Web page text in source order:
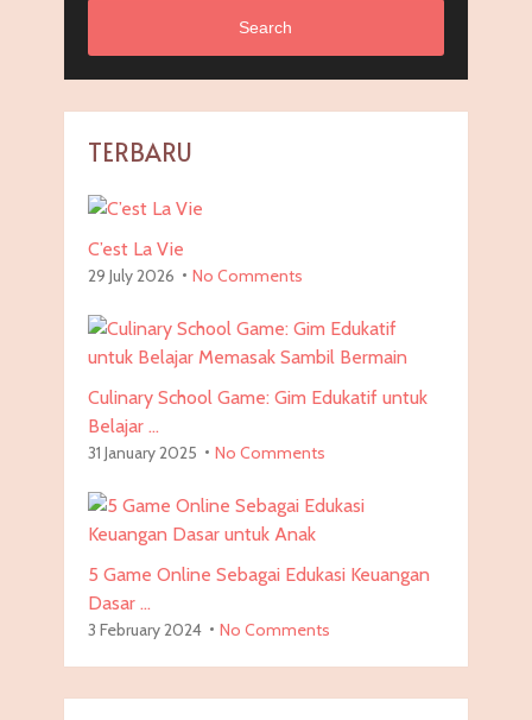
Search
TERBARU
C’est La Vie
29 July 2026 No Comments
Culinary School Game: Gim Edukatif untuk
Belajar …
31 January 2025 No Comments
5 Game Online Sebagai Edukasi Keuangan
Dasar …
3 February 2024 No Comments